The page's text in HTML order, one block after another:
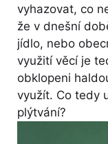
vyhazovat, co
že v dnešní
jídlo, nebo
využití věcí je
obklopeni
využít. Co tedy
plýtvání?